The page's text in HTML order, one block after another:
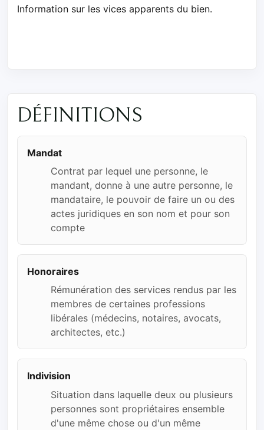
Information sur les vices apparents du bien.
DÉFINITIONS
Mandat
Contrat par lequel une personne, le
mandant, donne à une autre personne, le
mandataire, le pouvoir de faire un ou des
actes juridiques en son nom et pour son
compte
Honoraires
Rémunération des services rendus par les
membres de certaines professions
libérales (médecins, notaires, avocats,
architectes, etc.)
Indivision
Situation dans laquelle deux ou plusieurs
personnes sont propriétaires ensemble
d'une même chose ou d'un même